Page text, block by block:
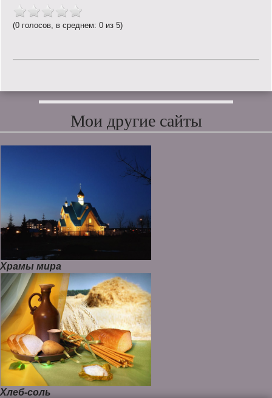
(0 голосов, в среднем: 0 из 5)
Мои другие сайты
Храмы мира
Хлеб-соль